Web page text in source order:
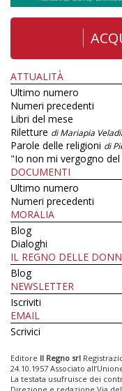
ATTUALITÀ
Ultimo numero
Numeri precedenti
Libri del mese
Riletture di Mariapia
Parole delle religioni di
"Io non mi vergogno del
DOCUMENTI
Ultimo numero
Numeri precedenti
MORALIA
Blog
Dialoghi
IL REGNO DELLE
Blog
NEWSLETTER
Iscriviti
EMAIL
Scrivici
Editore Il Regno srl
24.10.1957 Associato
La testata usufruisce dei